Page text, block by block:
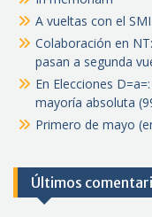
A vueltas con el
Colaboración en
pasan a segunda
En Elecciones
mayoría absoluta
Primero de mayo
Últimos